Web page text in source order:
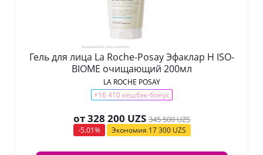
Гель для лица La Roche-Posay Эфаклар H ISO-
BIOME очищающий 200мл
LA ROCHE POSAY
+16 410 кешбэк-бонус
от328 200 UZS 345 500 UZS
-5.01% Экономия 17 300 UZS